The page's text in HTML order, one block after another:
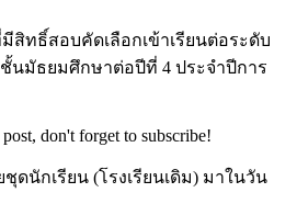
สิทธิ์สอบคัดเลือกเข้าเรียนต่อระดับ
นมัธยมศึกษาต่อปีที่ 4 ประจำปีการ
don't forget to subscribe!
ดนักเรียน (โรงเรียนเดิม) มาในวัน